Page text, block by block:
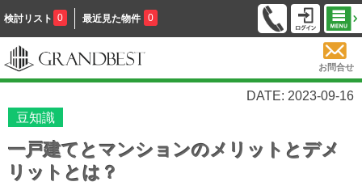
検討リスト 0 最近見た物件 0
お問合せ
DATE: 2023-09-16
豆知識
一戸建てとマンションのメリットとデメ
リットとは？